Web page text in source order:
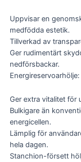
Uppvisar en
medfödda estetik.
Tillverkad av
Ger rudimentärt
nedförsbackar.
Energireservoarhölje:
Ger extra vitalitet för
Bulkigare än
energicellen.
Lämplig för
hela dagen.
Stanchion-försett